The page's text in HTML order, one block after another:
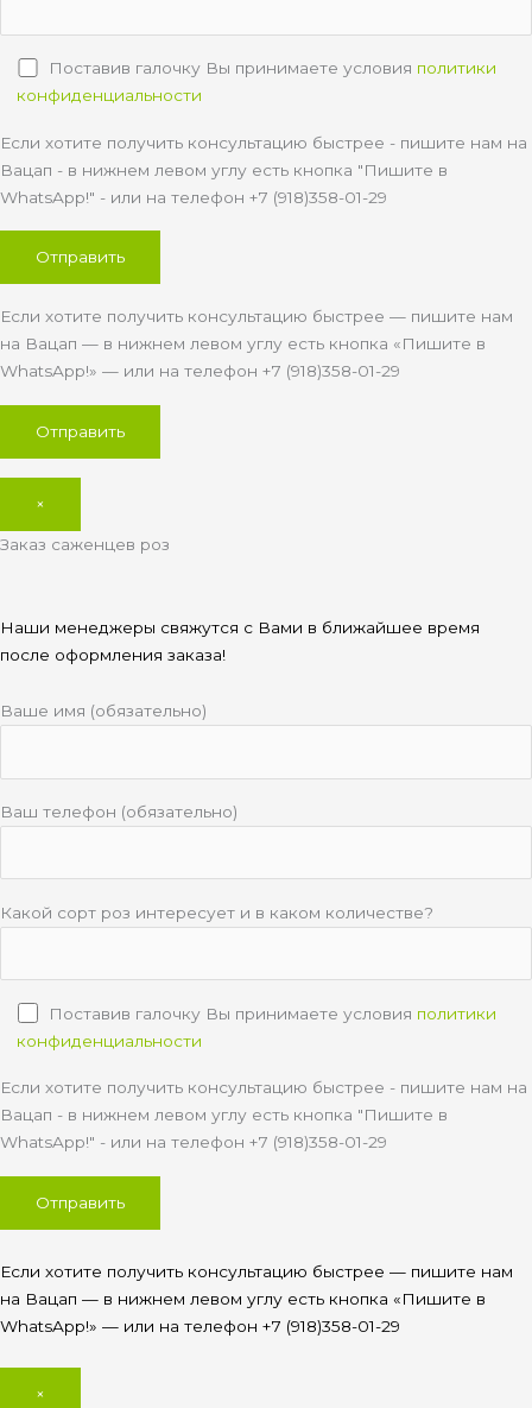
Поставив галочку Вы принимаете условия политики
конфиденциальности
Если хотите получить консультацию быстрее - пишите нам на
Вацап - в нижнем левом углу есть кнопка "Пишите в
WhatsApp!" - или на телефон +7 (918)358-01-29
Если хотите получить консультацию быстрее — пишите нам
на Вацап — в нижнем левом углу есть кнопка «Пишите в
WhatsApp!» — или на телефон +7 (918)358-01-29
×
Заказ саженцев роз
Наши менеджеры свяжутся с Вами в ближайшее время
после оформления заказа!
Ваше имя (обязательно)
Ваш телефон (обязательно)
Какой сорт роз интересует и в каком количестве?
Поставив галочку Вы принимаете условия политики
конфиденциальности
Если хотите получить консультацию быстрее - пишите нам на
Вацап - в нижнем левом углу есть кнопка "Пишите в
WhatsApp!" - или на телефон +7 (918)358-01-29
Если хотите получить консультацию быстрее — пишите нам
на Вацап — в нижнем левом углу есть кнопка «Пишите в
WhatsApp!» — или на телефон +7 (918)358-01-29
×